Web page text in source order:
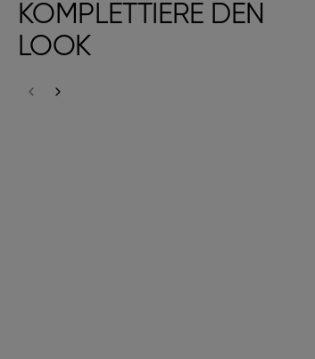
KOMPLETTIERE DEN
LOOK